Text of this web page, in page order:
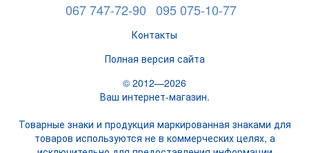
067 747-72-90 095 075-10-77
Контакты
Полная версия сайта
© 2012—2026
Ваш интернет-магазин.
Товарные знаки и продукция маркированная знаками для
товаров используются не в коммерческих целях, а